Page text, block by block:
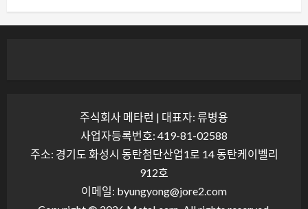
주식회사 메타런 | 대표자: 류병용
사업자등록번호: 419-81-02588
주소: 경기도 화성시 동탄첨단산업1로 14 동탄케이벨리
912호
이메일: byungyong@jore2.com